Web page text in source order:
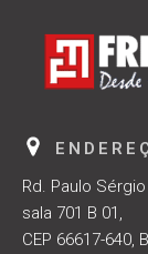
Rd. Paulo
sala 701 B 01,
CEP 66617-640,